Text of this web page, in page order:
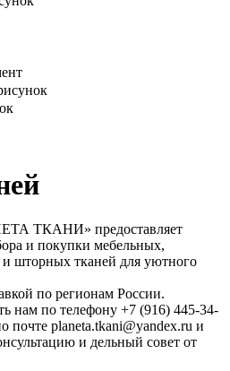
ТКАНИ» предоставляет
и покупки мебельных,
шторных тканей для уютного
по регионам России.
нам по телефону +7 (916) 445-34-
почте planeta.tkani@yandex.ru и
и дельный совет от